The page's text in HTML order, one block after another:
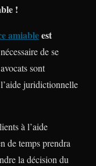
!
amiableest
de se
sont
juridictionnelle
à l’aide
de temps prendra
la décision du